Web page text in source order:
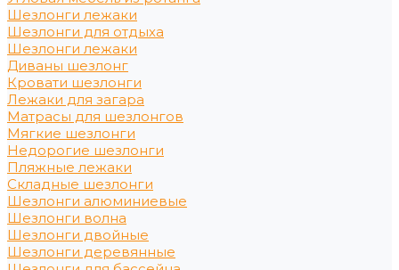
Шезлонги лежаки
Шезлонги для отдыха
Шезлонги лежаки
Диваны шезлонг
Кровати шезлонги
Лежаки для загара
Матрасы для шезлонгов
Мягкие шезлонги
Недорогие шезлонги
Пляжные лежаки
Складные шезлонги
Шезлонги алюминиевые
Шезлонги волна
Шезлонги двойные
Шезлонги деревянные